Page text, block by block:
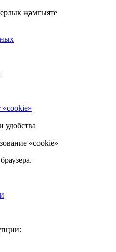
җәмгыяте
удобства
«cookie»